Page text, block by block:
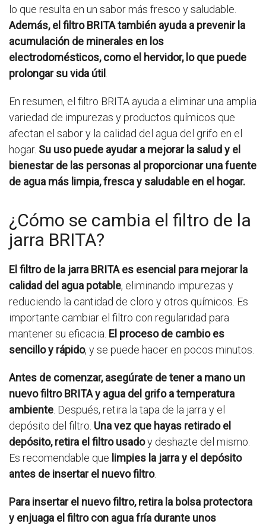
lo que resulta en un sabor más fresco y saludable.
Además, el filtro BRITA también ayuda a prevenir la
acumulación de minerales en los
electrodomésticos, como el hervidor, lo que puede
prolongar su vida útil
En resumen, el filtro BRITA ayuda a eliminar una amplia
variedad de impurezas y productos químicos que
afectan el sabor y la calidad del agua del grifo en el
hogar. Su uso puede ayudar a mejorar la salud y el
bienestar de las personas al proporcionar una fuente
de agua más limpia, fresca y saludable en el hogar.
¿Cómo se cambia el filtro de la
jarra BRITA?
El filtro de la jarra BRITA es esencial para mejorar la
calidad del agua potable, eliminando impurezas y
reduciendo la cantidad de cloro y otros químicos. Es
importante cambiar el filtro con regularidad para
mantener su eficacia. El proceso de cambio es
sencillo y rápido, y se puede hacer en pocos minutos.
Antes de comenzar, asegúrate de tener a mano un
nuevo filtro BRITA y agua del grifo a temperatura
ambiente . Después, retira la tapa de la jarra y el
depósito del filtro. Una vez que hayas retirado el
depósito, retira el filtro usadoy deshazte del mismo.
Es recomendable que limpies la jarra y el depósito
antes de insertar el nuevo filtro.
Para insertar el nuevo filtro, retira la bolsa protectora
y enjuaga el filtro con agua fría durante unos